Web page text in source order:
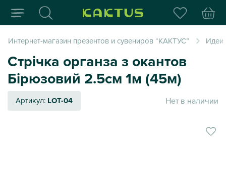
Интернет-магазин
Интернет-магазин презентов и сувениров “КАКТУС” Идеи
Стрічка органза з окантов
Бірюзовий 2.5см 1м (45м)
Артикул: LOT-04 Нет в наличии